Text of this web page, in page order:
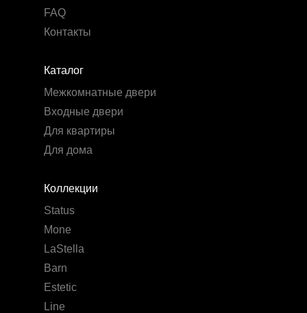
Коллекции
Status
Mone
LaStella
Barn
Estetic
Line
Каталог
Межкомнатные двери
Входные двери
Для квартиры
Для дома
FAQ
Контакты